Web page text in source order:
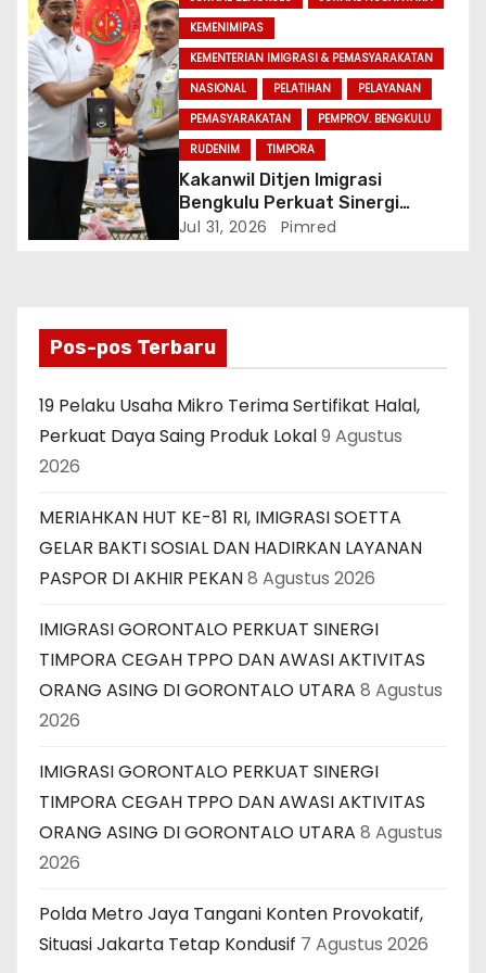
KEMENIMIPAS
KEMENTERIAN IMIGRASI & PEMASYARAKATAN
NASIONAL
PELATIHAN
PELAYANAN
PEMASYARAKATAN
PEMPROV. BENGKULU
RUDENIM
TIMPORA
Kakanwil Ditjen Imigrasi
Bengkulu Perkuat Sinergi
Penegakan Hukum Melalui
Jul 31, 2026 Pimred
Pos-pos Terbaru
19 Pelaku Usaha Mikro Terima Sertifikat Halal,
Perkuat Daya Saing Produk Lokal9 Agustus
2026
MERIAHKAN HUT KE-81 RI, IMIGRASI SOETTA
GELAR BAKTI SOSIAL DAN HADIRKAN LAYANAN
PASPOR DI AKHIR PEKAN8 Agustus 2026
IMIGRASI GORONTALO PERKUAT SINERGI
TIMPORA CEGAH TPPO DAN AWASI AKTIVITAS
ORANG ASING DI GORONTALO UTARA 8 Agustus
2026
IMIGRASI GORONTALO PERKUAT SINERGI
TIMPORA CEGAH TPPO DAN AWASI AKTIVITAS
ORANG ASING DI GORONTALO UTARA 8 Agustus
2026
Polda Metro Jaya Tangani Konten Provokatif,
Situasi Jakarta Tetap Kondusif 7 Agustus 2026